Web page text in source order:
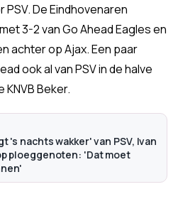
De Eindhovenaren
3-2 van Go Ahead Eagles en
achter op Ajax. Een paar
ook al van PSV in de halve
Beker.
's nachts wakker' van PSV, Ivan
ploeggenoten: 'Dat moet